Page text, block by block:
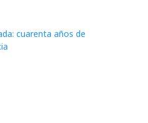
cuarenta años de